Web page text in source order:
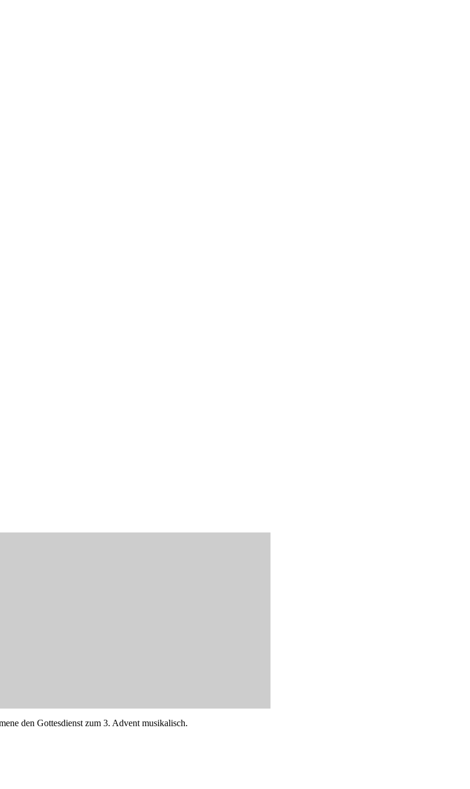
den Gottesdienst zum 3. Advent musikalisch.